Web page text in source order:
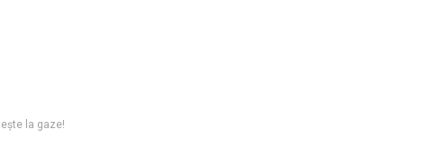
la gaze!